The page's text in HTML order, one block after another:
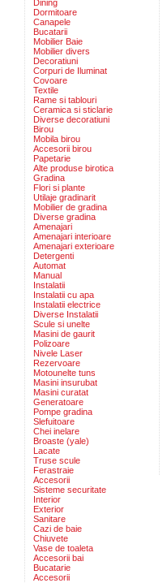
Dining
Dormitoare
Canapele
Bucatarii
Mobilier Baie
Mobilier divers
Decoratiuni
Corpuri de Iluminat
Covoare
Textile
Rame si tablouri
Ceramica si sticlarie
Diverse decoratiuni
Birou
Mobila birou
Accesorii birou
Papetarie
Alte produse birotica
Gradina
Flori si plante
Utilaje gradinarit
Mobilier de gradina
Diverse gradina
Amenajari
Amenajari interioare
Amenajari exterioare
Detergenti
Automat
Manual
Instalatii
Instalatii cu apa
Instalatii electrice
Diverse Instalatii
Scule si unelte
Masini de gaurit
Polizoare
Nivele Laser
Rezervoare
Motounelte tuns
Masini insurubat
Masini curatat
Generatoare
Pompe gradina
Slefuitoare
Chei inelare
Broaste (yale)
Lacate
Truse scule
Ferastraie
Accesorii
Sisteme securitate
Interior
Exterior
Sanitare
Cazi de baie
Chiuvete
Vase de toaleta
Accesorii bai
Bucatarie
Accesorii